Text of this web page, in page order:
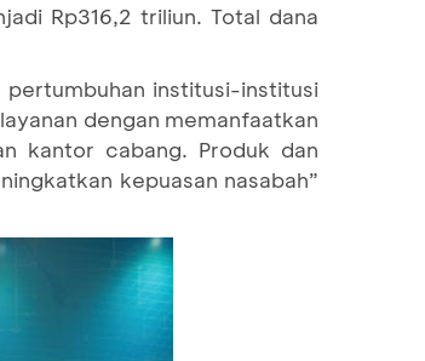
Rp316,2 triliun. Total dana
pertumbuhan institusi-institusi
dengan memanfaatkan
kantor cabang. Produk dan
kepuasan nasabah”